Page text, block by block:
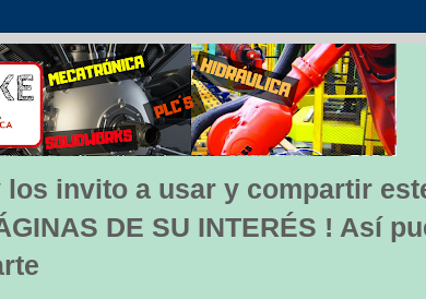
invito a usar y compartir
DE SU INTERÉS ! Así